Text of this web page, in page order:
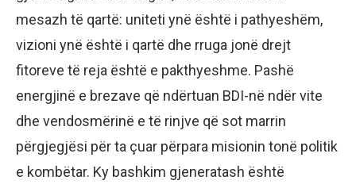
mesazh të qartë: uniteti ynë është i pathyeshëm,
vizioni ynë është i qartë dhe rruga jonë drejt
fitoreve të reja është e pakthyeshme. Pashë
energjinë e brezave që ndërtuan BDI-në ndër vite
dhe vendosmërinë e të rinjve që sot marrin
përgjegjësi për ta çuar përpara misionin tonë politik
e kombëtar. Ky bashkim gjeneratash është